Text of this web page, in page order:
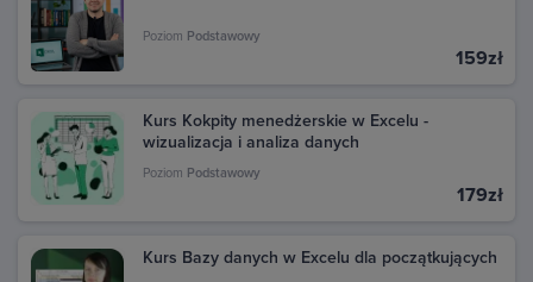
Poziom Podstawowy
159zł
Kurs Kokpity menedżerskie w Excelu -
wizualizacja i analiza danych
Poziom Podstawowy
179zł
Kurs Bazy danych w Excelu dla początkujących